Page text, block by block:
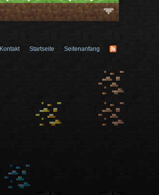
Kontakt Startseite Seitenanfang